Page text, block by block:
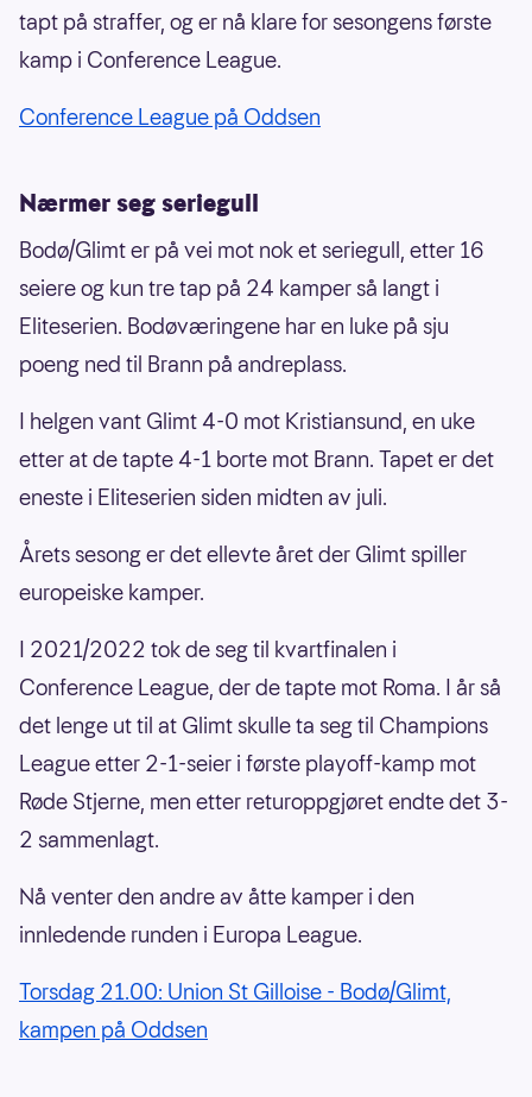
tapt på straffer, og er nå klare for sesongens første
kamp i Conference League.
Conference League på Oddsen
Nærmer seg seriegull
Bodø/Glimt er på vei mot nok et seriegull, etter 16
seiere og kun tre tap på 24 kamper så langt i
Eliteserien. Bodøværingene har en luke på sju
poeng ned til Brann på andreplass.
I helgen vant Glimt 4-0 mot Kristiansund, en uke
etter at de tapte 4-1 borte mot Brann. Tapet er det
eneste i Eliteserien siden midten av juli.
Årets sesong er det ellevte året der Glimt spiller
europeiske kamper.
I 2021/2022 tok de seg til kvartfinalen i
Conference League, der de tapte mot Roma. I år så
det lenge ut til at Glimt skulle ta seg til Champions
League etter 2-1-seier i første playoff-kamp mot
Røde Stjerne, men etter returoppgjøret endte det 3-
2 sammenlagt.
Nå venter den andre av åtte kamper i den
innledende runden i Europa League.
Torsdag 21.00: Union St Gilloise - Bodø/Glimt,
kampen på Oddsen